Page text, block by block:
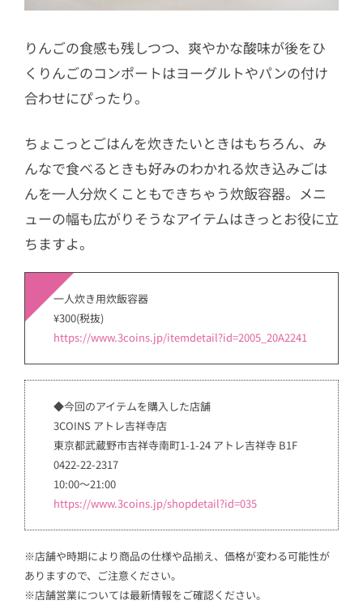
りんごの食感も残しつつ、爽やかな酸味が後をひ
くりんごのコンポートはヨーグルトやパンの付け
合わせにぴったり。
ちょこっとごはんを炊きたいときはもちろん、み
んなで食べるときも好みのわかれる炊き込みごは
んを一人分炊くこともできちゃう炊飯容器。メニ
ューの幅も広がりそうなアイテムはきっとお役に立
ちますよ。
一人炊き用炊飯容器
¥300(税抜)
https://www.3coins.jp/itemdetail?id=2005_20A2241
◆今回のアイテムを購入した店舗
3COINS アトレ吉祥寺店
東京都武蔵野市吉祥寺南町1-1-24 アトレ吉祥寺 B1F
0422-22-2317
10:00～21:00
https://www.3coins.jp/shopdetail?id=035
※店舗や時期により商品の仕様や品揃え、価格が変わる可能性が
ありますので、ご注意ください。
※店舗営業については最新情報をご確認ください。